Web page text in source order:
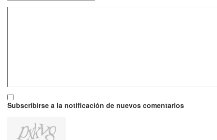
Subscribirse a la notificación de nuevos comentarios